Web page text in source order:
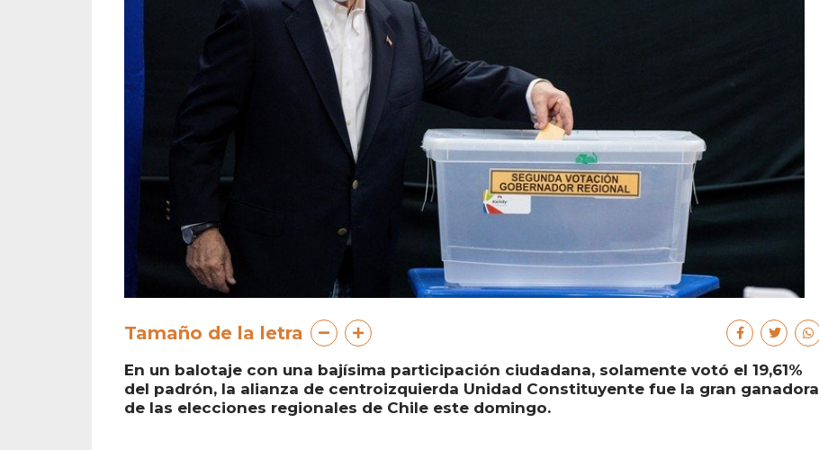
Tamaño de la letra
En un balotaje con una bajísima participación ciudadana, solamente votó el 19,61%
del padrón, la alianza de centroizquierda Unidad Constituyente fue la gran ganadora
de las elecciones regionales de Chile este domingo.